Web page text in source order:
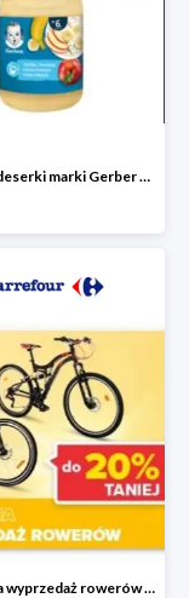
Obiadki i deserki marki Gerber do -25%
Wiosenna wyprzedaż rowerów w Carrefour do -20%